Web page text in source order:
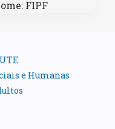
e Humanas